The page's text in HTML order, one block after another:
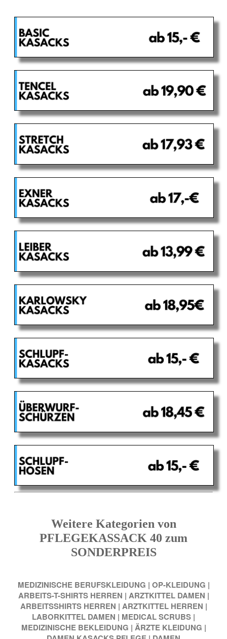
Weitere Kategorien von
PFLEGEKASSACK 40 zum
SONDERPREIS
MEDIZINISCHE BERUFSKLEIDUNG | OP-KLEIDUNG |
ARBEITS-T-SHIRTS HERREN | ARZTKITTEL DAMEN |
ARBEITSSHIRTS HERREN | ARZTKITTEL HERREN |
LABORKITTEL DAMEN | MEDICAL SCRUBS |
MEDIZINISCHE BEKLEIDUNG | ÄRZTE KLEIDUNG |